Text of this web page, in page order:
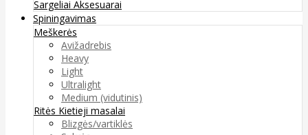
Sargeliai Aksesuarai
Spiningavimas
Meškerės
Avižadrebis
Heavy
Light
Ultralight
Medium (vidutinis)
Ritės Kietieji masalai
Blizgės/vartiklės